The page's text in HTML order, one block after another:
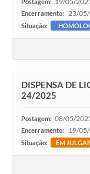
Postagem:
Encerramento: 23/05/
Situação:
DISPENSA DE
24/2025
Postagem: 08/05/
Encerramento: 19/
Situação: EM